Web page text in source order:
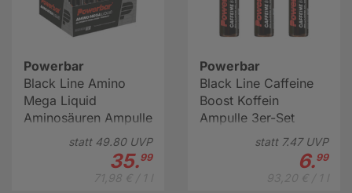
Powerbar
Black Line Amino
Mega Liquid
Aminosäuren Ampulle
Box (20x25 ml)
statt 49.80UVP
35.99
Powerbar
Black Line Caffeine
Boost Koffein
Ampulle 3er-Set
statt 7.47UVP
6.99